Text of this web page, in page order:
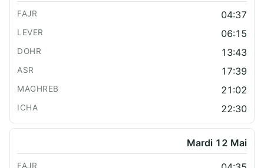
04:37
06:15
13:43
17:39
21:02
22:30
Mardi 12 Mai